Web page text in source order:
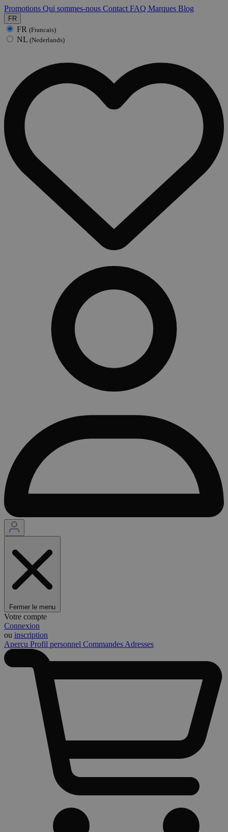
Promotions Qui sommes-nous Contact FAQ Marques Blog
FR
FR (Francais)
NL (Nederlands)
Fermer le menu
Votre compte
Connexion
ou inscription
Aperçu Profil personnel Commandes Adresses